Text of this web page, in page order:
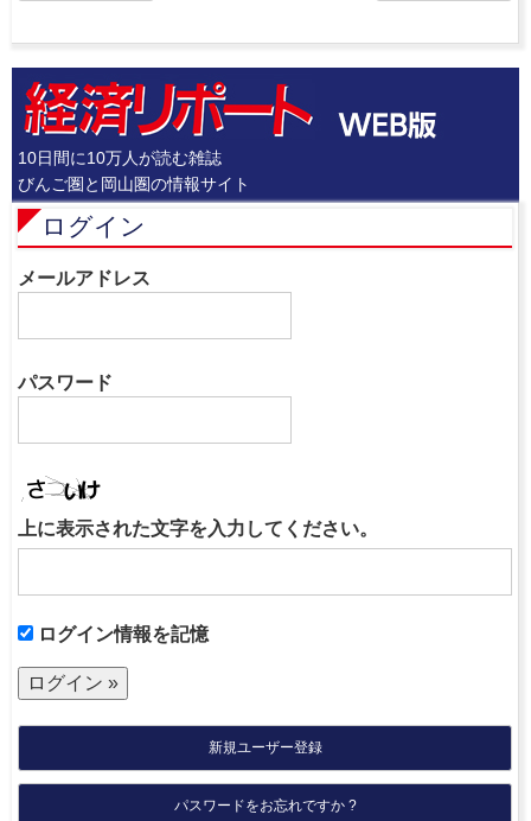
10日間に10万人が読む雑誌
びんご圏と岡山圏の情報サイト
ログイン
メールアドレス
パスワード
上に表示された文字を入力してください。
ログイン情報を記憶
新規ユーザー登録
パスワードをお忘れですか ?